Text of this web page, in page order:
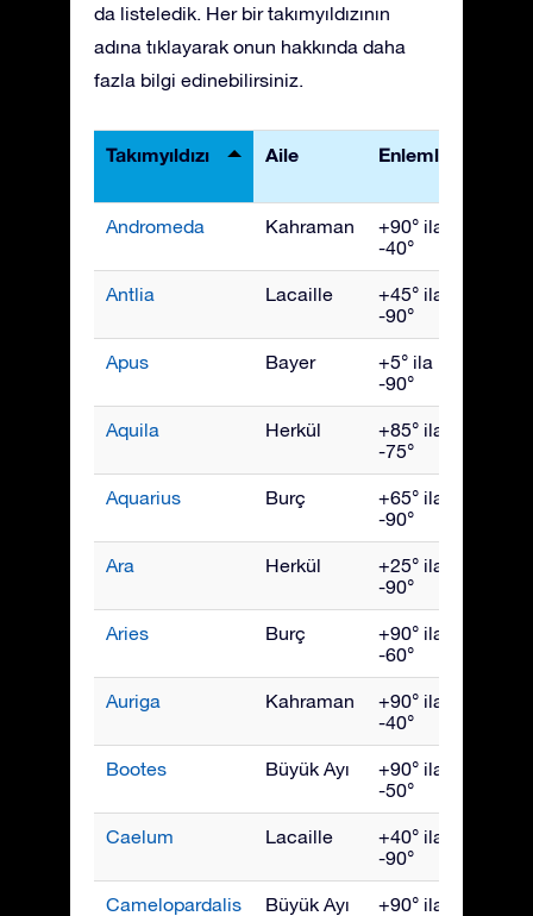
da listeledik. Her bir takımyıldızının
adına tıklayarak onun hakkında daha
fazla bilgi edinebilirsiniz.
Takımyıldızı Aile Enlemler
Andromeda Kahraman
+90° ila
-40°
Antlia Lacaille
+45° ila
-90°
Apus Bayer
+5° ila
-90°
Aquila Herkül
+85° ila
-75°
Aquarius Burç
+65° ila
-90°
Ara Herkül
+25° ila
-90°
Aries Burç
+90° ila
-60°
Auriga Kahraman
+90° ila
-40°
Bootes Büyük Ayı
+90° ila
-50°
Caelum Lacaille
+40° ila
-90°
Camelopardalis Büyük Ayı
+90° ila